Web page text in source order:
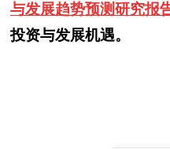
与发展趋势预测研究报
投资与发展机遇。